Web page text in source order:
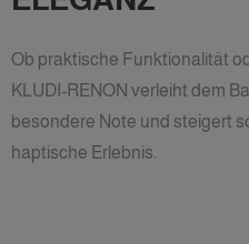
Ob praktische Funktionalität
KLUDI-RENON verleiht dem
besondere Note und steigert
haptische Erlebnis.